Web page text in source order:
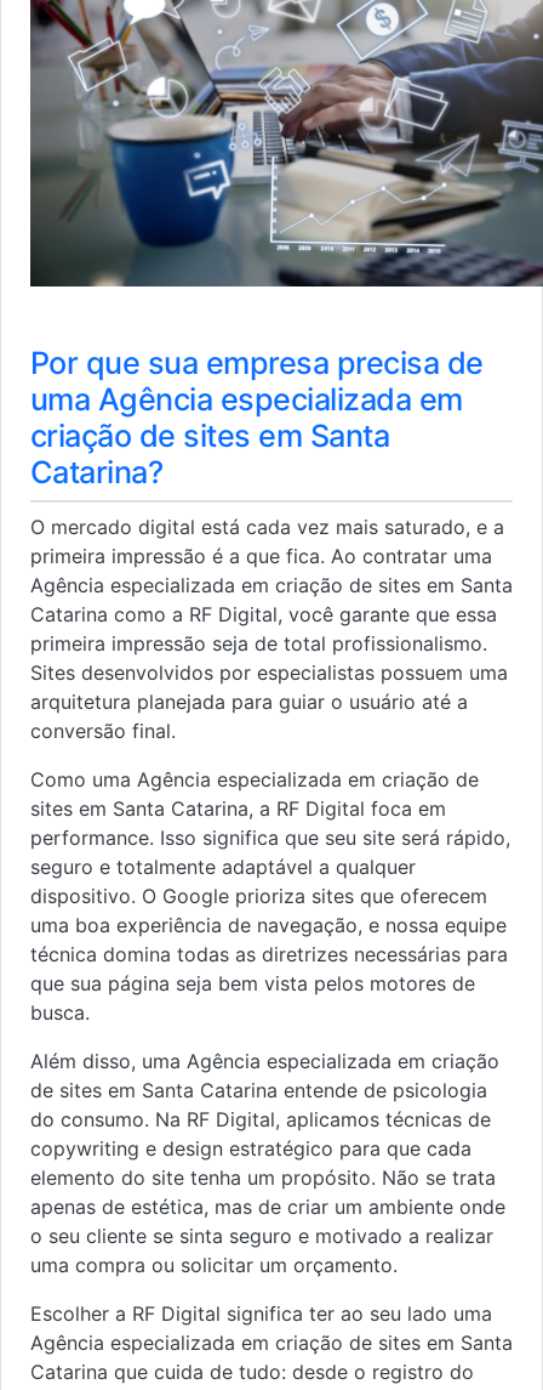
Por que sua empresa precisa de
uma Agência especializada em
criação de sites em Santa
Catarina?
O mercado digital está cada vez mais saturado, e a
primeira impressão é a que fica. Ao contratar uma
Agência especializada em criação de sites em Santa
Catarina como a RF Digital, você garante que essa
primeira impressão seja de total profissionalismo.
Sites desenvolvidos por especialistas possuem uma
arquitetura planejada para guiar o usuário até a
conversão final.
Como uma Agência especializada em criação de
sites em Santa Catarina, a RF Digital foca em
performance. Isso significa que seu site será rápido,
seguro e totalmente adaptável a qualquer
dispositivo. O Google prioriza sites que oferecem
uma boa experiência de navegação, e nossa equipe
técnica domina todas as diretrizes necessárias para
que sua página seja bem vista pelos motores de
busca.
Além disso, uma Agência especializada em criação
de sites em Santa Catarina entende de psicologia
do consumo. Na RF Digital, aplicamos técnicas de
copywriting e design estratégico para que cada
elemento do site tenha um propósito. Não se trata
apenas de estética, mas de criar um ambiente onde
o seu cliente se sinta seguro e motivado a realizar
uma compra ou solicitar um orçamento.
Escolher a RF Digital significa ter ao seu lado uma
Agência especializada em criação de sites em Santa
Catarina que cuida de tudo: desde o registro do